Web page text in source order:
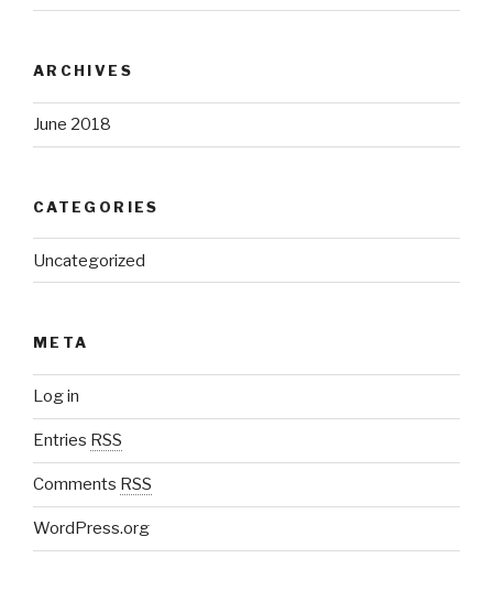
ARCHIVES
June 2018
CATEGORIES
Uncategorized
META
Log in
Entries RSS
Comments RSS
WordPress.org